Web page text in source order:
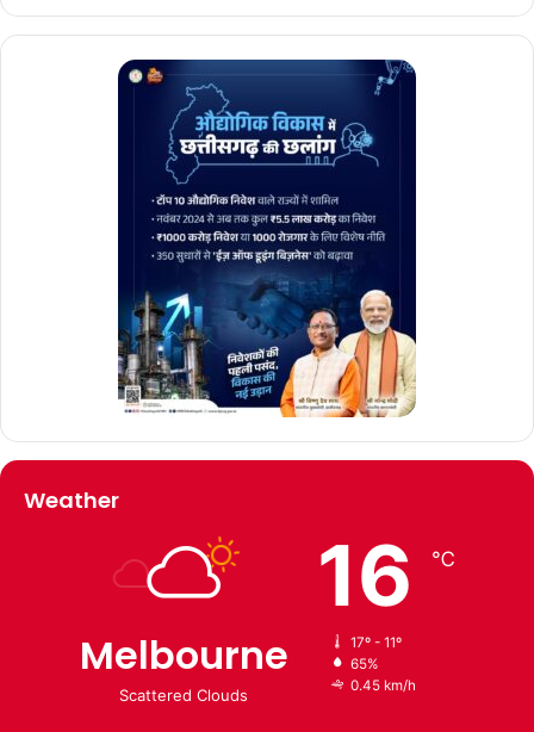
Weather
Melbourne
Scattered Clouds
16 ℃
17º - 11º
65%
0.45 km/h